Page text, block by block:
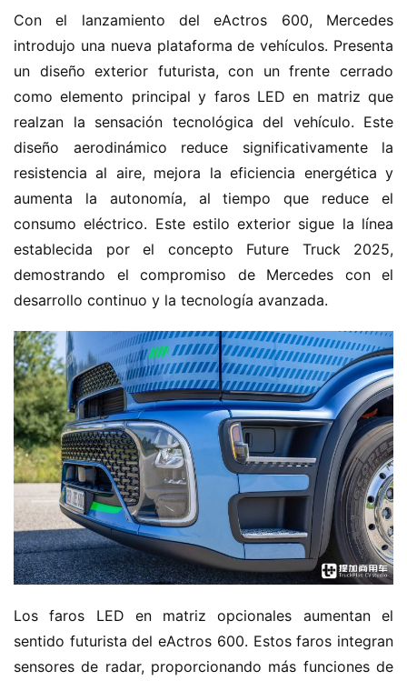
Con el lanzamiento del eActros 600, Mercedes
introdujo una nueva plataforma de vehículos. Presenta
un diseño exterior futurista, con un frente cerrado
como elemento principal y faros LED en matriz que
realzan la sensación tecnológica del vehículo. Este
diseño aerodinámico reduce significativamente la
resistencia al aire, mejora la eficiencia energética y
aumenta la autonomía, al tiempo que reduce el
consumo eléctrico. Este estilo exterior sigue la línea
establecida por el concepto Future Truck 2025,
demostrando el compromiso de Mercedes con el
desarrollo continuo y la tecnología avanzada.
Los faros LED en matriz opcionales aumentan el
sentido futurista del eActros 600. Estos faros integran
sensores de radar, proporcionando más funciones de